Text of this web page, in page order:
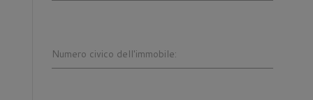
Numero civico dell'immobile: